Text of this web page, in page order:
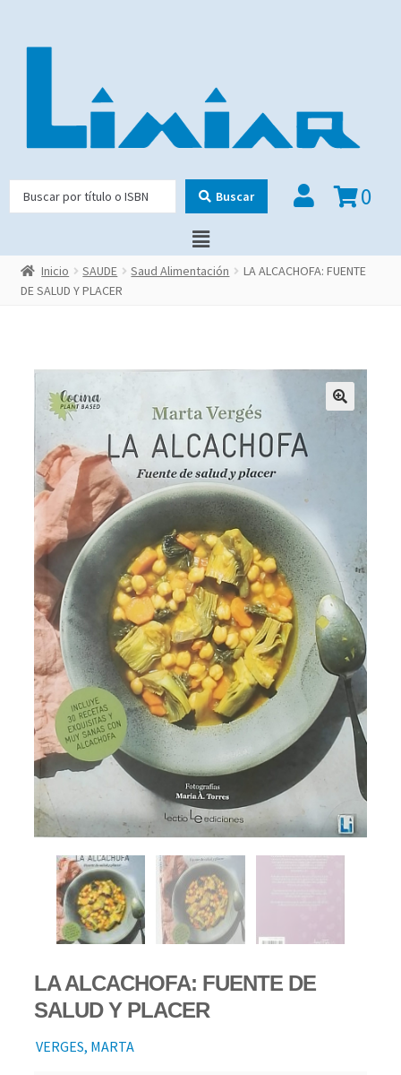
Buscar 0
Inicio SAUDE Saud Alimentación
LA ALCACHOFA: FUENTE
DE SALUD Y PLACER
LA ALCACHOFA: FUENTE DE
SALUD Y PLACER
VERGES, MARTA